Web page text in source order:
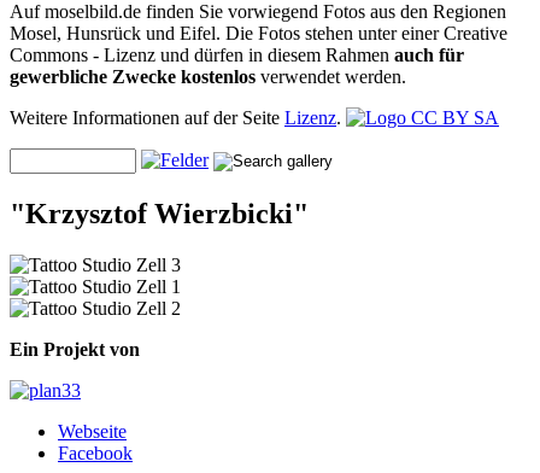
Auf moselbild.de finden Sie vorwiegend Fotos aus den Regionen
Mosel, Hunsrück und Eifel. Die Fotos stehen unter einer Creative
Commons - Lizenz und dürfen in diesem Rahmen auch für
gewerbliche Zwecke kostenlos verwendet werden.
Weitere Informationen auf der Seite Lizenz.
"Krzysztof Wierzbicki"
Ein Projekt von
Webseite
Facebook